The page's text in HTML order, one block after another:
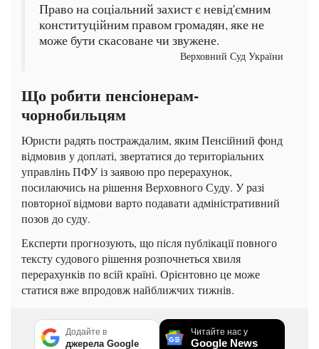
Право на соціальний захист є невід'ємним
конституційним правом громадян, яке не
може бути скасоване чи звужене.
Верховний Суд України
Що робити пенсіонерам-
чорнобильцям
Юристи радять постраждалим, яким Пенсійний фонд
відмовив у доплаті, звертатися до територіальних
управлінь ПФУ із заявою про перерахунок,
посилаючись на рішення Верховного Суду. У разі
повторної відмови варто подавати адміністративний
позов до суду.
Експерти прогнозують, що після публікації повного
тексту судового рішення розпочнеться хвиля
перерахунків по всій країні. Орієнтовно це може
статися вже впродовж найближчих тижнів.
Додайте в
джерела Google
Читайте нас у
Google News